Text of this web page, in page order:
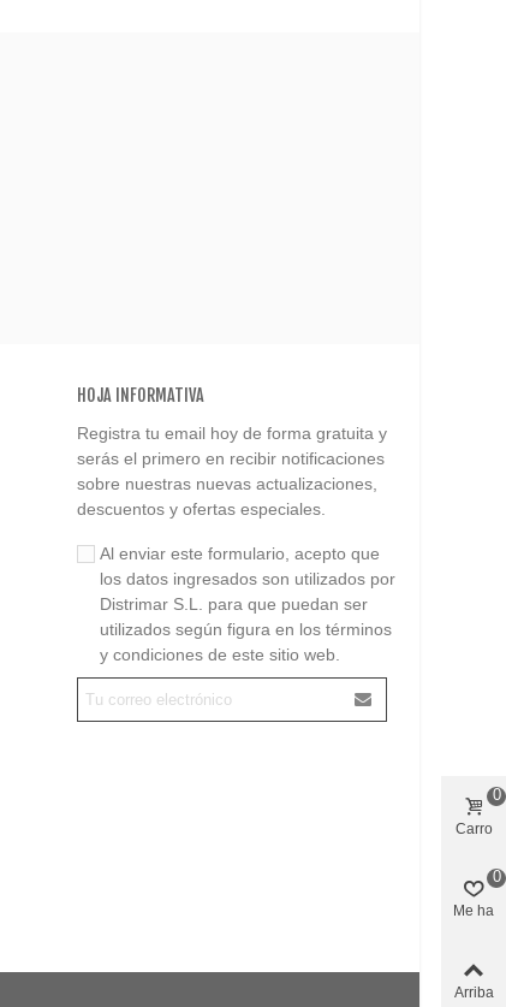
HOJA INFORMATIVA
Registra tu email hoy de forma gratuita y
serás el primero en recibir notificaciones
sobre nuestras nuevas actualizaciones,
descuentos y ofertas especiales.
Al enviar este formulario, acepto que
los datos ingresados son utilizados por
Distrimar S.L. para que puedan ser
utilizados según figura en los términos
y condiciones de este sitio web.
Carro
0
Me ha
0
Arriba